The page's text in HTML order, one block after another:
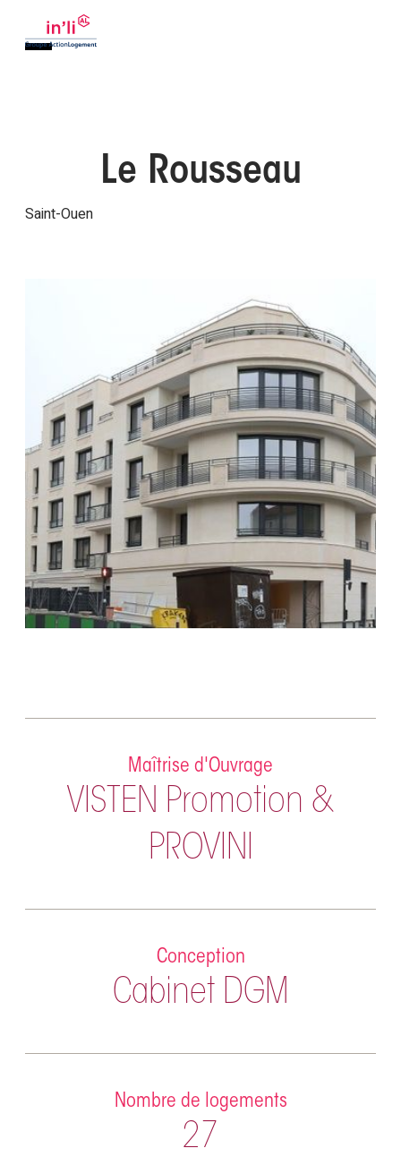
Le Rousseau
Saint-Ouen
Maîtrise d'Ouvrage
VISTEN Promotion &
PROVINI
Conception
Cabinet DGM
Nombre de logements
27